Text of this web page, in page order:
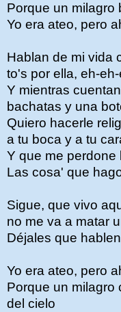
Porque un milagro
Yo era ateo, pero
Hablan de mi vida
to's por ella, eh-
Y mientras
bachatas y una
Quiero hacerle
a tu boca y a tu
Y que me perdone
Las cosa' que
Sigue, que vivo
no me va a matar
Déjales que
Yo era ateo, pero
Porque un milagro
del cielo